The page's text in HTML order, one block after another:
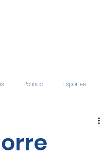
Politica Esportes